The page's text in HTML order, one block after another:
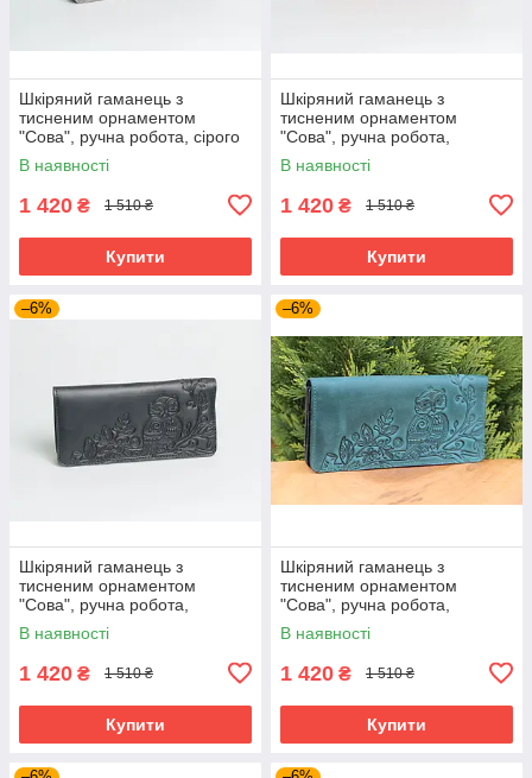
Шкіряний гаманець з
тисненим орнаментом
"Сова", ручна робота, сірого
кольору, 20х10 см
В наявності
1 420 ₴ 1 510 ₴
Купити
Шкіряний гаманець з
тисненим орнаментом
"Сова", ручна робота,
помаранчевого кольору,
20х10 см
В наявності
1 420 ₴ 1 510 ₴
Купити
–6%
Шкіряний гаманець з
тисненим орнаментом
"Сова", ручна робота,
чорного кольору, 20х10 см
В наявності
1 420 ₴ 1 510 ₴
Купити
–6%
Шкіряний гаманець з
тисненим орнаментом
"Сова", ручна робота,
зеленого кольору, 20х10 см
В наявності
1 420 ₴ 1 510 ₴
Купити